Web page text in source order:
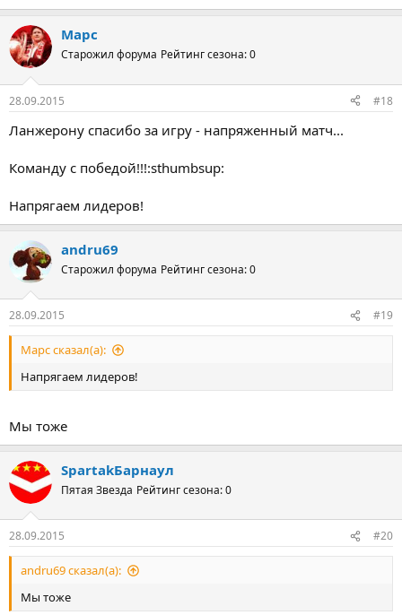
Марс
Старожил форума Рейтинг сезона: 0
28.09.2015 #18
Ланжерону спасибо за игру - напряженный матч...
Команду с победой!!!:sthumbsup:
Напрягаем лидеров!
andru69
Старожил форума Рейтинг сезона: 0
28.09.2015 #19
Марс сказал(а):
Напрягаем лидеров!
Мы тоже
SpartakБарнаул
Пятая Звезда Рейтинг сезона: 0
28.09.2015 #20
andru69 сказал(а):
Мы тоже